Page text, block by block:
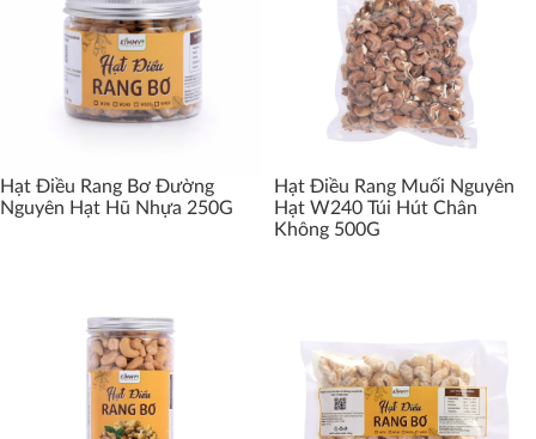
Hạt Điều Rang Bơ Đường
Nguyên Hạt Hũ Nhựa 250G
Hạt Điều Rang Muối Nguyên
Hạt W240 Túi Hút Chân
Không 500G